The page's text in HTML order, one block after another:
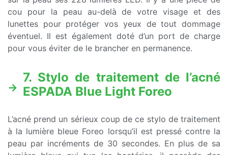
cou pour la peau au-delà de votre visage et des
lunettes pour protéger vos yeux de tout dommage
éventuel. Il est également doté d’un port de charge
pour vous éviter de le brancher en permanence.
7. Stylo de traitement de l’acné
ESPADA Blue Light Foreo
L’acné prend un sérieux coup de ce stylo de traitement
à la lumière bleue Foreo lorsqu’il est pressé contre la
peau par incréments de 30 secondes. En plus de sa